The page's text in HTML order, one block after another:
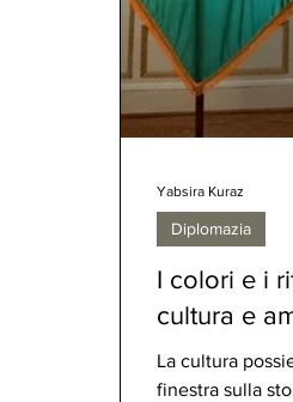
I colori e i
cultura e
La cultura
finestra sulla
Diplomazia
Yabsira Kuraz